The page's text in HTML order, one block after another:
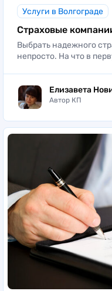
Услуги в Волгограде
Страховые
Выбрать надежного
непросто. На что в
Елизавета
Автор КП